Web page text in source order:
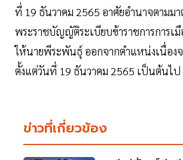
ที่ 19 ธันวาคม 2565 อาศัยอำนาจตามม
พระราชบัญญัติระเบียบข้าราชการการเ
ให้นายพีระพันธุ์ ออกจากตำแหน่งเนื่อง
ตั้งแต่วันที่ 19 ธันวาคม 2565 เป็นต้นไป
ข่าวที่เกี่ยวข้อง